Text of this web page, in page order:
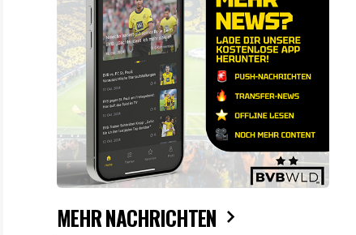
MEHR NACHRICHTEN